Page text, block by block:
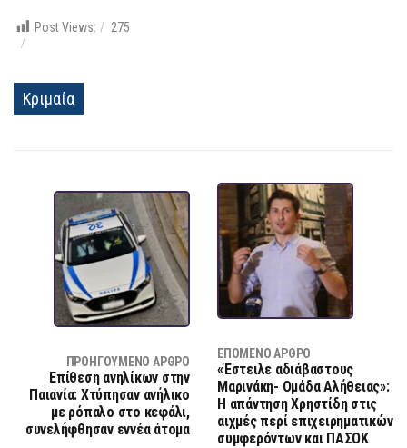
Post Views: 275
Κριμαία
ΠΡΟΗΓΟΎΜΕΝΟ ΆΡΘΡΟ
Επίθεση ανηλίκων στην
Παιανία: Χτύπησαν ανήλικο
με ρόπαλο στο κεφάλι,
συνελήφθησαν εννέα άτομα
ΕΠΌΜΕΝΟ ΆΡΘΡΟ
«Έστειλε αδιάβαστους
Μαρινάκη- Ομάδα Αλήθειας»:
Η απάντηση Χρηστίδη στις
αιχμές περί επιχειρηματικών
συμφερόντων και ΠΑΣΟΚ